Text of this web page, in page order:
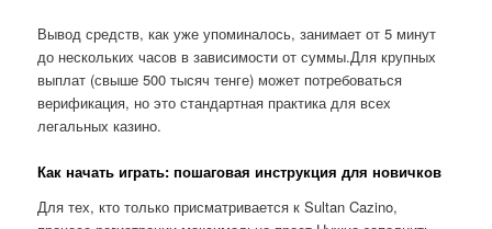
Вывод средств, как уже упоминалось, занимает от 5 минут
до нескольких часов в зависимости от суммы.Для крупных
выплат (свыше 500 тысяч тенге) может потребоваться
верификация, но это стандартная практика для всех
легальных казино.
Как начать играть: пошаговая инструкция для новичков
Для тех, кто только присматривается к Sultan Cazino,